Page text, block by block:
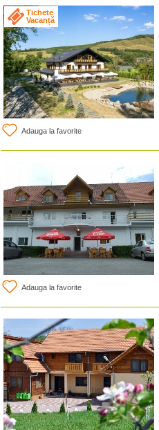
Tichete
Vacanță
Adauga la favorite
Adauga la favorite